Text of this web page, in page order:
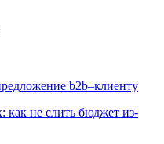
b2b–клиенту
как не слить бюджет из-